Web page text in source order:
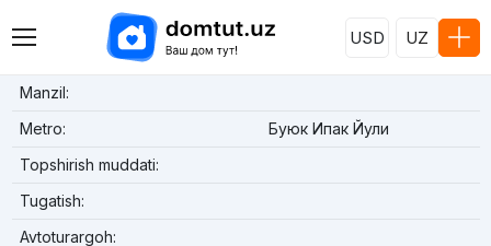
USD UZ
Manzil:
Metro:
Буюк Ипак Йули
Topshirish muddati:
Tugatish:
Avtoturargoh: